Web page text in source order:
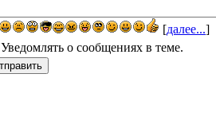
[далее...]
Уведомлять о сообщениях в теме.